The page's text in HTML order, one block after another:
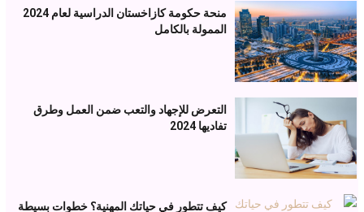
منحة حكومة كازاخستان الدراسية لعام 2024
الممولة بالكامل
التعرض للإجهاد والتعب ضمن العمل وطرق
تفاديها 2024
كيف تتطور في حياتك المهنية؟ خطوات بسيطة